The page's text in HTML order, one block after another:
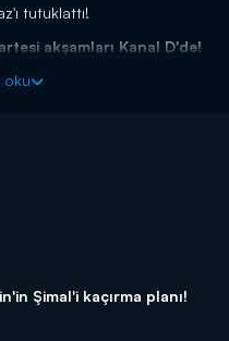
tutuklattı!
akşamları Kanal D'de!
oku
Şimal'i kaçırma planı!